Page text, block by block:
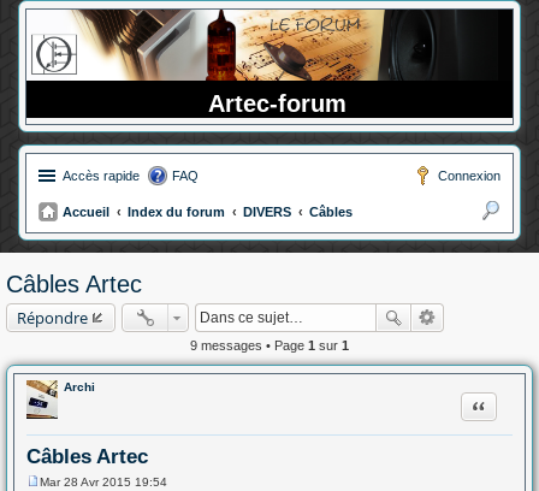
Artec-forum
Accès rapide FAQ Connexion
Accueil Index du forum DIVERS
Câbles
ec
Câbles Artec
Répondre
9 messages • Page 1 sur 1
Archi
Câbles Artec
Citation
Mar 28 Avr 2015 19:54